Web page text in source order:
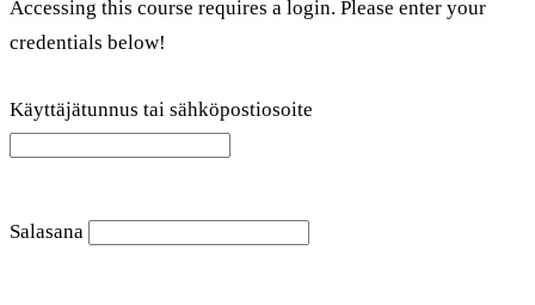
Accessing this course requires a login. Please enter your
credentials below!
Käyttäjätunnus tai sähköpostiosoite
Salasana